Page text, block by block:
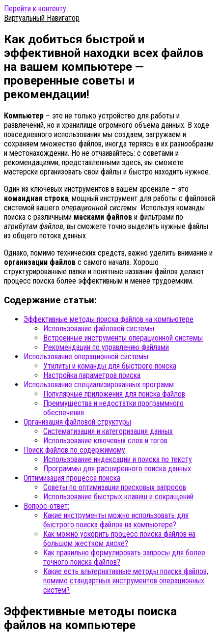
Перейти к контенту
Виртуальный Навигатор
Как добиться быстрой и
эффективной находки всех файлов
на вашем компьютере —
проверенные советы и
рекомендации!
Компьютер – это не только устройство для работы и
развлечений, но и хранилище огромного объема данных. В ходе
повседневного использования мы создаем, загружаем и
сохраняем множество файлов, иногда теряясь в их разнообразии
и местонахождении. Но не отчаивайтесь: с советами и
рекомендациями, представленными здесь, вы сможете
мастерски организовать свои файлы и быстро находить нужное.
Один из ключевых инструментов в вашем арсенале – это
командная строка, мощный инструмент для работы с файловой
системой вашего операционной системы. Используя команды
поиска с различными масками файлов и фильтрами по
атрибутам файлов, вы сможете точно выделить нужные файлы
из общего потока данных.
Однако, помимо технических средств, важно уделить внимание и
организации файлов с самого начала. Хорошо
структурированные папки и понятные названия файлов делают
процесс поиска более эффективным и менее трудоемким.
Содержание статьи:
Эффективные методы поиска файлов на компьютере
Использование файловой системы
Встроенные инструменты операционной системы
Рекомендации по управлению файлами
Использование операционной системы
Утилиты и команды для быстрого поиска
Настройка параметров поиска
Использование специализированных программ
Популярные приложения для поиска файлов
Преимущества и недостатки программного
обеспечения
Организация файловой структуры
Систематизация и категоризация данных
Использование ключевых слов и тегов
Поиск файлов по содержимому
Использование индексации и поиска по тексту
Программы для расширенного поиска данных
Оптимизация процесса поиска
Советы по оптимизации поисковых запросов
Использование быстрых клавиш и сокращений
Вопрос-ответ:
Какие инструменты можно использовать для
быстрого поиска файлов на компьютере?
Как можно ускорить процесс поиска файлов на
большом жестком диске?
Как правильно формулировать запросы для более
точного поиска файлов?
Какие есть альтернативные методы поиска файлов,
помимо стандартных инструментов операционных
систем?
Эффективные методы поиска
файлов на компьютере